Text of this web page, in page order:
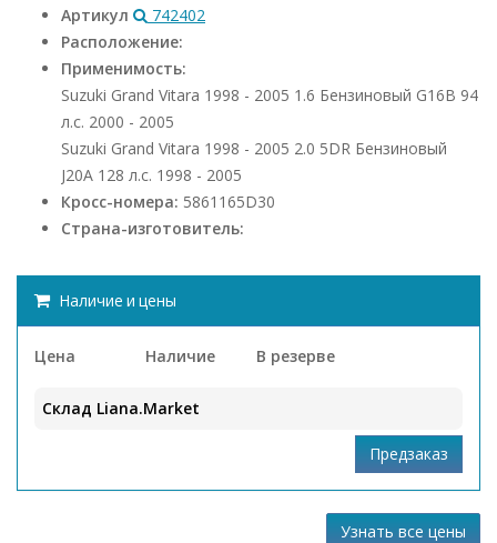
Артикул
742402
Расположение:
Применимость:
Suzuki Grand Vitara 1998 - 2005 1.6 Бензиновый G16B 94
л.с. 2000 - 2005
Suzuki Grand Vitara 1998 - 2005 2.0 5DR Бензиновый
J20A 128 л.с. 1998 - 2005
Кросс-номера: 5861165D30
Страна-изготовитель:
Наличие и цены
Цена Наличие В резерве
Склад Liana.Market
Узнать все цены